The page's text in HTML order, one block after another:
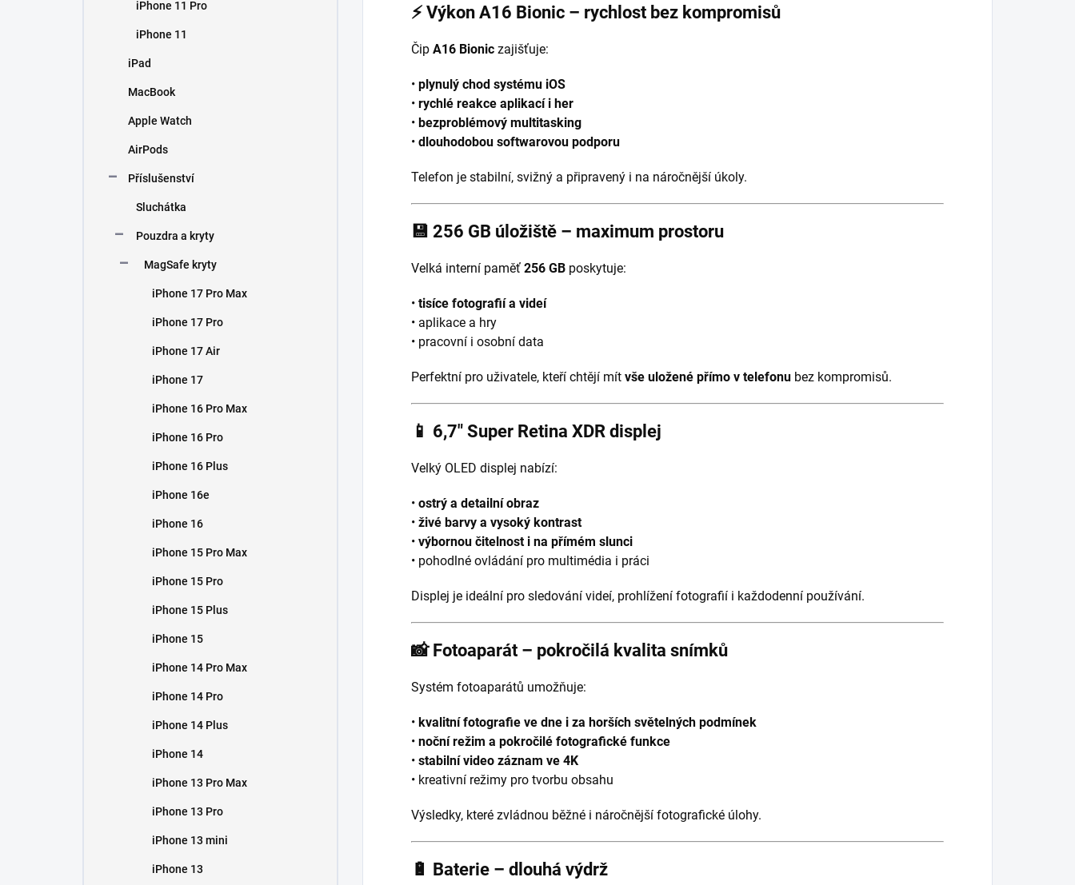
iPhone 11 Pro
iPhone 11
iPad
MacBook
Apple Watch
AirPods
Příslušenství
Sluchátka
Pouzdra a kryty
MagSafe kryty
iPhone 17 Pro Max
iPhone 17 Pro
iPhone 17 Air
iPhone 17
iPhone 16 Pro Max
iPhone 16 Pro
iPhone 16 Plus
iPhone 16e
iPhone 16
iPhone 15 Pro Max
iPhone 15 Pro
iPhone 15 Plus
iPhone 15
iPhone 14 Pro Max
iPhone 14 Pro
iPhone 14 Plus
iPhone 14
iPhone 13 Pro Max
iPhone 13 Pro
iPhone 13 mini
iPhone 13
⚡ Výkon A16 Bionic – rychlost bez kompromisů
Čip A16 Bionic zajišťuje:
• plynulý chod systému iOS
• rychlé reakce aplikací i her
• bezproblémový multitasking
• dlouhodobou softwarovou podporu
Telefon je stabilní, svižný a připravený i na náročnější úkoly.
💾 256 GB úložiště – maximum prostoru
Velká interní paměť 256 GB poskytuje:
• tisíce fotografií a videí
• aplikace a hry
• pracovní i osobní data
Perfektní pro uživatele, kteří chtějí mít vše uložené přímo v telefonu bez kompromisů.
📱 6,7″ Super Retina XDR displej
Velký OLED displej nabízí:
• ostrý a detailní obraz
• živé barvy a vysoký kontrast
• výbornou čitelnost i na přímém slunci
• pohodlné ovládání pro multimédia i práci
Displej je ideální pro sledování videí, prohlížení fotografií i každodenní používání.
📸 Fotoaparát – pokročilá kvalita snímků
Systém fotoaparátů umožňuje:
• kvalitní fotografie ve dne i za horších světelných podmínek
• noční režim a pokročilé fotografické funkce
• stabilní video záznam ve 4K
• kreativní režimy pro tvorbu obsahu
Výsledky, které zvládnou běžné i náročnější fotografické úlohy.
🔋 Baterie – dlouhá výdrž